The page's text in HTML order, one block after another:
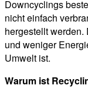
Downcyclings
nicht einfach
hergestellt
und weniger
Umwelt ist.
Warum ist